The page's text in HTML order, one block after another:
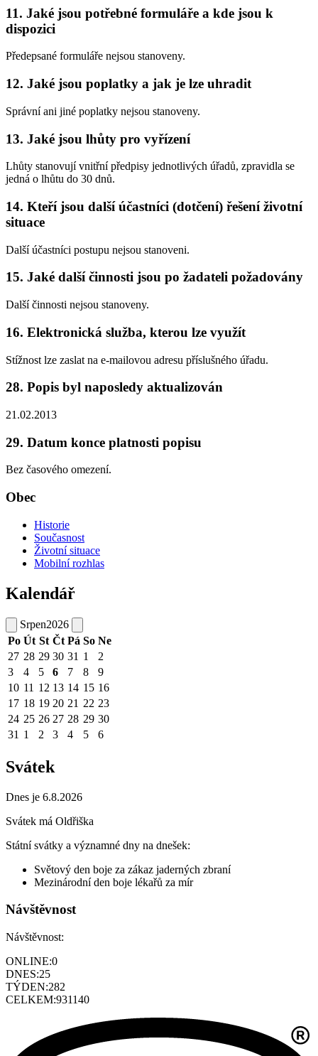
11. Jaké jsou potřebné formuláře a kde jsou k
dispozici
Předepsané formuláře nejsou stanoveny.
12. Jaké jsou poplatky a jak je lze uhradit
Správní ani jiné poplatky nejsou stanoveny.
13. Jaké jsou lhůty pro vyřízení
Lhůty stanovují vnitřní předpisy jednotlivých úřadů, zpravidla se
jedná o lhůtu do 30 dnů.
14. Kteří jsou další účastníci (dotčení) řešení životní
situace
Další účastníci postupu nejsou stanoveni.
15. Jaké další činnosti jsou po žadateli požadovány
Další činnosti nejsou stanoveny.
16. Elektronická služba, kterou lze využít
Stížnost lze zaslat na e-mailovou adresu příslušného úřadu.
28. Popis byl naposledy aktualizován
21.02.2013
29. Datum konce platnosti popisu
Bez časového omezení.
Obec
Historie
Současnost
Životní situace
Mobilní rozhlas
Kalendář
Srpen2026
Po Út St Čt Pá So Ne
27 28 29 30 31 1
2
3
4 5 6 7 8
9
10 11 12 13 14 15 16
17 18 19 20 21 22 23
24 25 26 27 28 29 30
31 1 2 3 4 5 6
Svátek
Dnes je 6.8.2026
Svátek má Oldřiška
Státní svátky a významné dny na dnešek:
Světový den boje za zákaz jaderných zbraní
Mezinárodní den boje lékařů za mír
Návštěvnost
Návštěvnost:
ONLINE:0
DNES:25
TÝDEN:282
CELKEM:931140